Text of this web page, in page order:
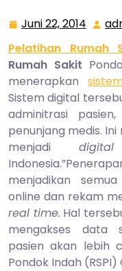
Juni 22, 2014 Juni
2014
Pelatihan Rumah
Rumah Sakit
menerapkan
Sistem digital
adminitrasi
penunjang medis.
menjadi
menjadikan
online dan rekam
real time. Hal
mengakses data
pasien akan lebih
Pondok Indah